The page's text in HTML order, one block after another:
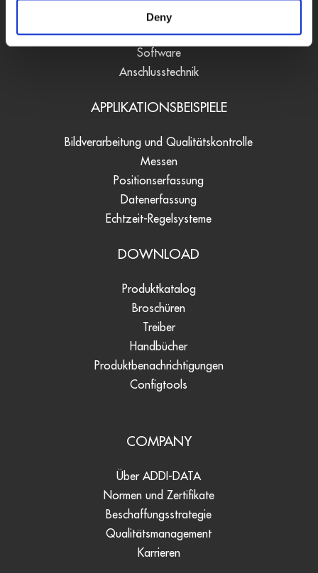
Deny
Datenlogger
Signalwandler
Software
Anschlusstechnik
APPLIKATIONSBEISPIELE
Bildverarbeitung und Qualitätskontrolle
Messen
Positionserfassung
Datenerfassung
Echtzeit-Regelsysteme
DOWNLOAD
Produktkatalog
Broschüren
Treiber
Handbücher
Produktbenachrichtigungen
Configtools
COMPANY
Über ADDI-DATA
Normen und Zertifikate
Beschaffungsstrategie
Qualitätsmanagement
Karrieren